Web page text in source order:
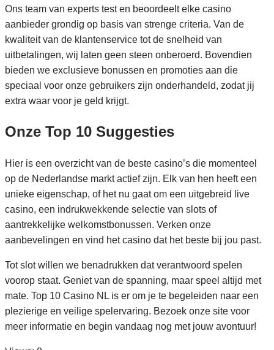
Ons team van experts test en beoordeelt elke casino
aanbieder grondig op basis van strenge criteria. Van de
kwaliteit van de klantenservice tot de snelheid van
uitbetalingen, wij laten geen steen onberoerd. Bovendien
bieden we exclusieve bonussen en promoties aan die
speciaal voor onze gebruikers zijn onderhandeld, zodat jij
extra waar voor je geld krijgt.
Onze Top 10 Suggesties
Hier is een overzicht van de beste casino’s die momenteel
op de Nederlandse markt actief zijn. Elk van hen heeft een
unieke eigenschap, of het nu gaat om een uitgebreid live
casino, een indrukwekkende selectie van slots of
aantrekkelijke welkomstbonussen. Verken onze
aanbevelingen en vind het casino dat het beste bij jou past.
Tot slot willen we benadrukken dat verantwoord spelen
voorop staat. Geniet van de spanning, maar speel altijd met
mate. Top 10 Casino NL is er om je te begeleiden naar een
plezierige en veilige spelervaring. Bezoek onze site voor
meer informatie en begin vandaag nog met jouw avontuur!